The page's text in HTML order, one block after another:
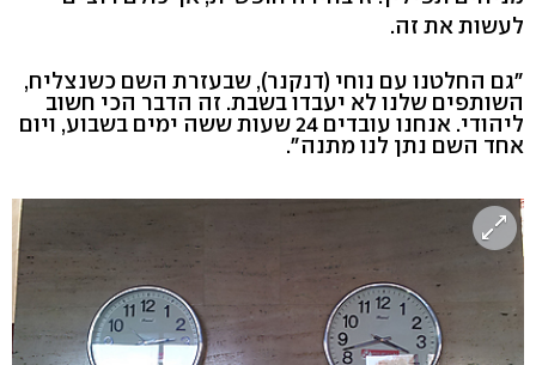
לעשות את זה.
"גם החלטנו עם נוחי (דנקנר), שבעזרת השם כשנצליח,
השותפים שלנו לא יעבדו בשבת. זה הדבר הכי חשוב
ליהודי. אנחנו עובדים 24 שעות ששה ימים בשבוע, ויום
אחד השם נתן לנו מתנה".